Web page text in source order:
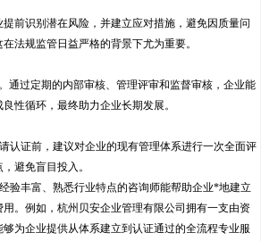
前识别潜在风险，并建立应对措施，避免因质量问
法规监管日益严格的背景下尤为重要。
通过定期的内部审核、管理评审和监督审核，企业能
性循环，最终助力企业长期发展。
认证前，建议对企业的现有管理体系进行一次全面评
避免盲目投入。
验丰富、熟悉行业特点的咨询师能帮助企业*地建立
。例如，杭州贝安企业管理有限公司拥有一支由资
为企业提供从体系建立到认证通过的全流程专业服